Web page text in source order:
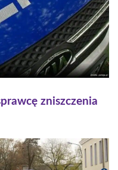
zniszczenia